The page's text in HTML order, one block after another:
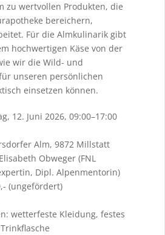
zu wertvollen Produkten, die
bereichern,
Für die Almkulinarik gibt
hochwertigen Käse von der
wir die Wild- und
unseren persönlichen
einsetzen können.
12. Juni 2026, 09:00–17:00
Alm, 9872 Millstatt
Obweger (FNL
Dipl. Alpenmentorin)
(ungefördert)
wetterfeste Kleidung, festes